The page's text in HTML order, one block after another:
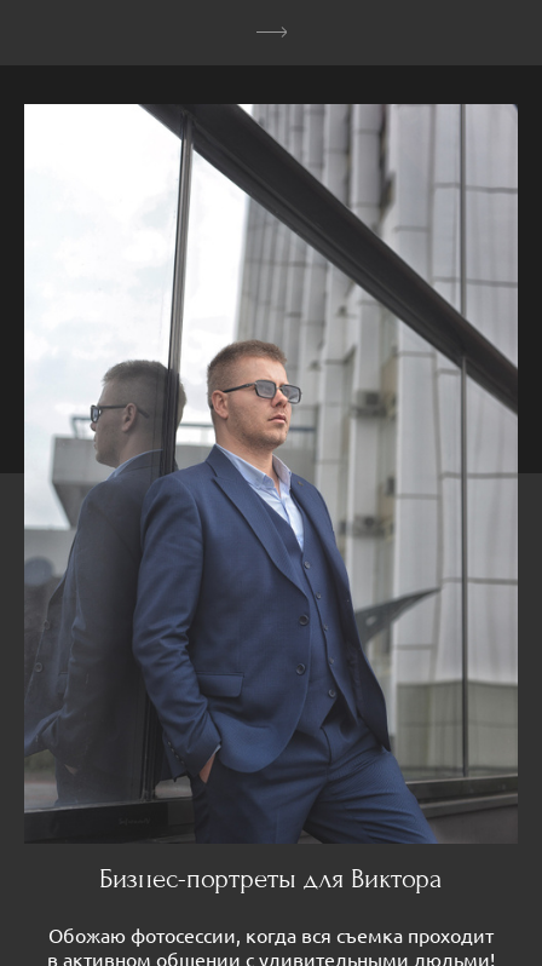
Бизнес-портреты для Виктора
Обожаю фотосессии, когда вся съемка проходит
в активном общении с удивительными людьми!